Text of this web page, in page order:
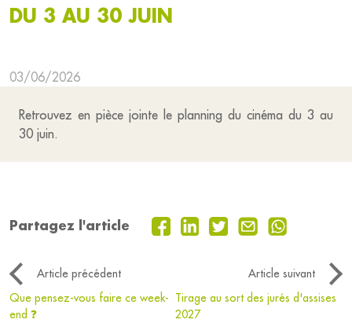
DU 3 AU 30 JUIN
03/06/2026
Retrouvez en pièce jointe le planning du cinéma du 3 au
30 juin.
Partagez l'article
Article précédent
Article suivant
Que pensez-vous faire ce week-
end ❓
Tirage au sort des jurés d'assises
2027